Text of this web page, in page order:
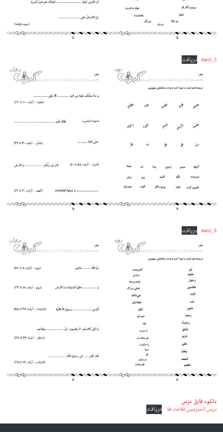
dars5_5 دریافت
dars5_6 دریافت
دانلود فایل درس
درس 5 سرزمین علامت ها دریافت